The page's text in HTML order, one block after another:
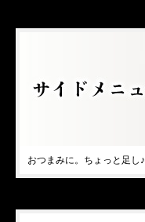
おつまみに。ちょっと足し♪